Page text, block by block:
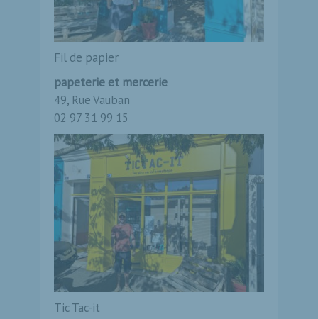
Fil de papier
papeterie et mercerie
49, Rue Vauban
02 97 31 99 15
Tic Tac-it